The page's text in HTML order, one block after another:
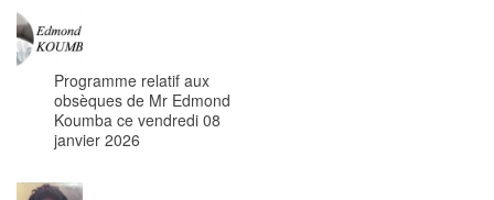
Programme relatif aux
obsèques de Mr Edmond
Koumba ce vendredi 08
janvier 2026